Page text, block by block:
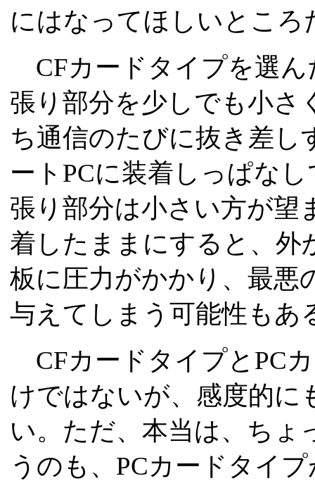
にはなってほしいところ
CFカードタイプを選ん
張り部分を少しでも小さ
ち通信のたびに抜き差
ートPCに装着しっぱな
張り部分は小さい方が望
着したままにすると、外
板に圧力がかかり、最悪
与えてしまう可能性もあ
CFカードタイプとPC
けではないが、感度的に
い。ただ、本当は、ちょ
うのも、PCカードタイ